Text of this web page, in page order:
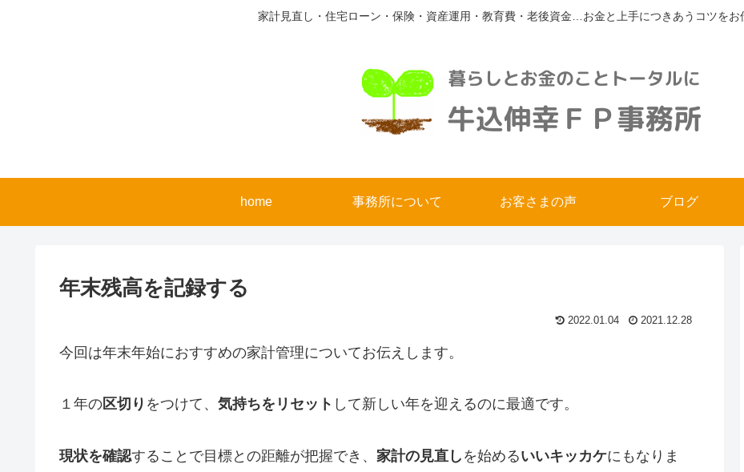
家計見直し・住宅ローン・保険・資産運用・教育費・老後資金…お金と上手につきあうコツをお
home 事務所について お客さまの声 ブログ
年末残高を記録する
2022.01.04 2021.12.28
今回は年末年始におすすめの家計管理についてお伝えします。
１年の区切り をつけて、 気持ちをリセット して新しい年を迎えるのに最適です。
現状を確認することで目標との距離が把握でき、 家計の見直し を始めるいいキッカケにもなりま